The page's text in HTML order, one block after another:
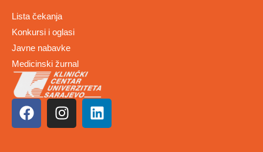
Lista čekanja
Konkursi i oglasi
Javne nabavke
Medicinski žurnal